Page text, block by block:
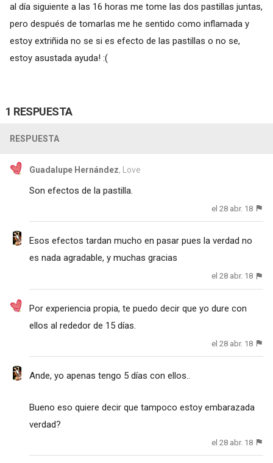
al día siguiente a las 16 horas me tome las dos pastillas juntas,
pero después de tomarlas me he sentido como inflamada y
estoy extriñida no se si es efecto de las pastillas o no se,
estoy asustada ayuda! :(
1 RESPUESTA
RESPUESTA
Guadalupe Hernández, Love
Son efectos de la pastilla.
el 28 abr. 18
Esos efectos tardan mucho en pasar pues la verdad no
es nada agradable, y muchas gracias
el 28 abr. 18
Por experiencia propia, te puedo decir que yo dure con
ellos al rededor de 15 días.
el 28 abr. 18
Ande, yo apenas tengo 5 días con ellos..
Bueno eso quiere decir que tampoco estoy embarazada
verdad?
el 28 abr. 18